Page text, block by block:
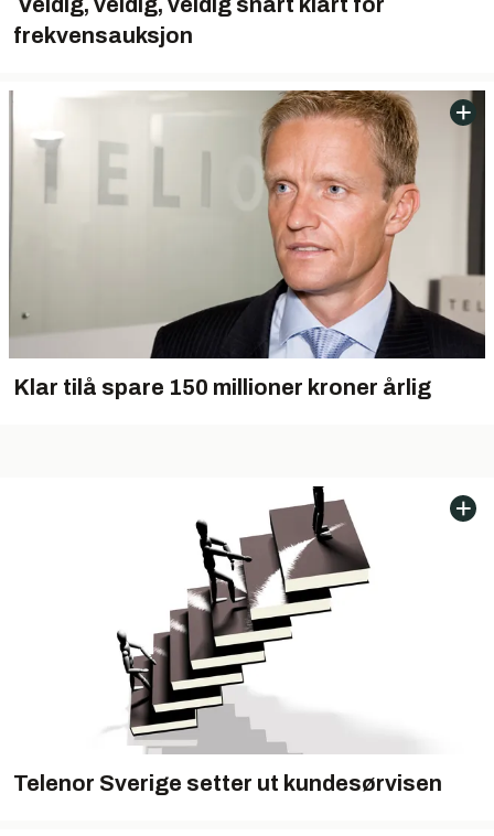
frekvensauksjon
Klar tilå spare 150 millioner kroner årlig
Telenor Sverige setter ut kundesørvisen